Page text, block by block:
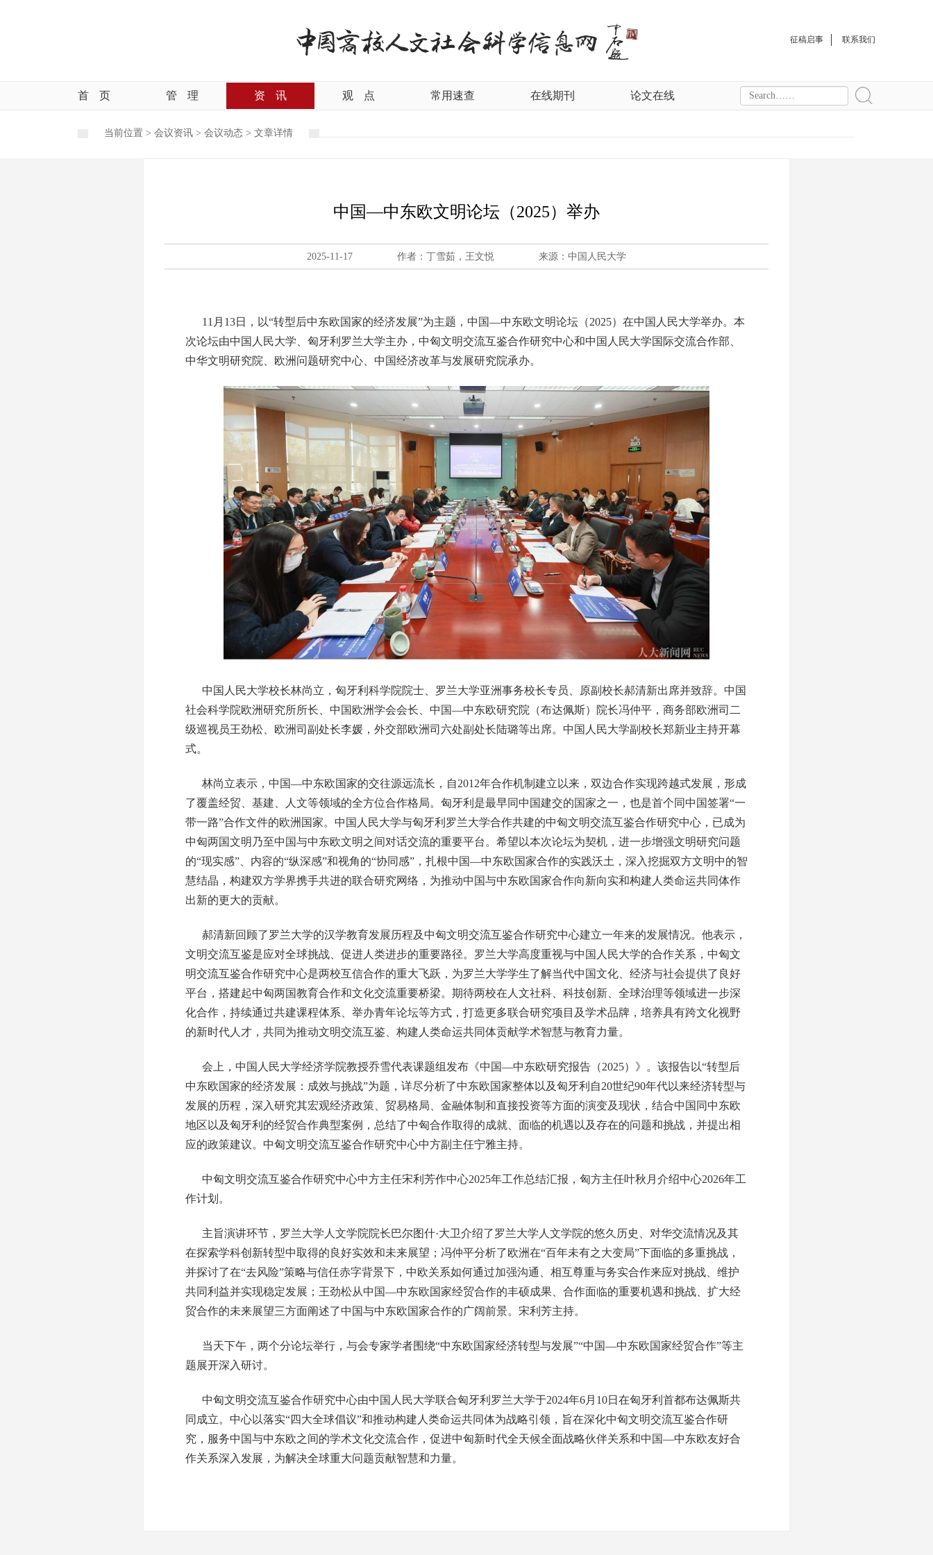
征稿启事 联系我们
首 页 管 理 资 讯 观 点 常用速查 在线期刊 论文在线
当前位置 > 会议资讯 > 会议动态 > 文章详情
中国—中东欧文明论坛（2025）举办
2025-11-17 作者：丁雪茹，王文悦 来源：中国人民大学
11月13日，以“转型后中东欧国家的经济发展”为主题，中国—中东欧文明论坛（2025）在中国人民大学举办。本
次论坛由中国人民大学、匈牙利罗兰大学主办，中匈文明交流互鉴合作研究中心和中国人民大学国际交流合作部、
中华文明研究院、欧洲问题研究中心、中国经济改革与发展研究院承办。
中国人民大学校长林尚立，匈牙利科学院院士、罗兰大学亚洲事务校长专员、原副校长郝清新出席并致辞。中国
社会科学院欧洲研究所所长、中国欧洲学会会长、中国—中东欧研究院（布达佩斯）院长冯仲平，商务部欧洲司二
级巡视员王劲松、欧洲司副处长李媛，外交部欧洲司六处副处长陆璐等出席。中国人民大学副校长郑新业主持开幕
式。
林尚立表示，中国—中东欧国家的交往源远流长，自2012年合作机制建立以来，双边合作实现跨越式发展，形成
了覆盖经贸、基建、人文等领域的全方位合作格局。匈牙利是最早同中国建交的国家之一，也是首个同中国签署“一
带一路”合作文件的欧洲国家。中国人民大学与匈牙利罗兰大学合作共建的中匈文明交流互鉴合作研究中心，已成为
中匈两国文明乃至中国与中东欧文明之间对话交流的重要平台。希望以本次论坛为契机，进一步增强文明研究问题
的“现实感”、内容的“纵深感”和视角的“协同感”，扎根中国—中东欧国家合作的实践沃土，深入挖掘双方文明中的智
慧结晶，构建双方学界携手共进的联合研究网络，为推动中国与中东欧国家合作向新向实和构建人类命运共同体作
出新的更大的贡献。
郝清新回顾了罗兰大学的汉学教育发展历程及中匈文明交流互鉴合作研究中心建立一年来的发展情况。他表示，
文明交流互鉴是应对全球挑战、促进人类进步的重要路径。罗兰大学高度重视与中国人民大学的合作关系，中匈文
明交流互鉴合作研究中心是两校互信合作的重大飞跃，为罗兰大学学生了解当代中国文化、经济与社会提供了良好
平台，搭建起中匈两国教育合作和文化交流重要桥梁。期待两校在人文社科、科技创新、全球治理等领域进一步深
化合作，持续通过共建课程体系、举办青年论坛等方式，打造更多联合研究项目及学术品牌，培养具有跨文化视野
的新时代人才，共同为推动文明交流互鉴、构建人类命运共同体贡献学术智慧与教育力量。
会上，中国人民大学经济学院教授乔雪代表课题组发布《中国—中东欧研究报告（2025）》。该报告以“转型后
中东欧国家的经济发展：成效与挑战”为题，详尽分析了中东欧国家整体以及匈牙利自20世纪90年代以来经济转型与
发展的历程，深入研究其宏观经济政策、贸易格局、金融体制和直接投资等方面的演变及现状，结合中国同中东欧
地区以及匈牙利的经贸合作典型案例，总结了中匈合作取得的成就、面临的机遇以及存在的问题和挑战，并提出相
应的政策建议。中匈文明交流互鉴合作研究中心中方副主任宁雅主持。
中匈文明交流互鉴合作研究中心中方主任宋利芳作中心2025年工作总结汇报，匈方主任叶秋月介绍中心2026年工
作计划。
主旨演讲环节，罗兰大学人文学院院长巴尔图什·大卫介绍了罗兰大学人文学院的悠久历史、对华交流情况及其
在探索学科创新转型中取得的良好实效和未来展望；冯仲平分析了欧洲在“百年未有之大变局”下面临的多重挑战，
并探讨了在“去风险”策略与信任赤字背景下，中欧关系如何通过加强沟通、相互尊重与务实合作来应对挑战、维护
共同利益并实现稳定发展；王劲松从中国—中东欧国家经贸合作的丰硕成果、合作面临的重要机遇和挑战、扩大经
贸合作的未来展望三方面阐述了中国与中东欧国家合作的广阔前景。宋利芳主持。
当天下午，两个分论坛举行，与会专家学者围绕“中东欧国家经济转型与发展”“中国—中东欧国家经贸合作”等主
题展开深入研讨。
中匈文明交流互鉴合作研究中心由中国人民大学联合匈牙利罗兰大学于2024年6月10日在匈牙利首都布达佩斯共
同成立。中心以落实“四大全球倡议”和推动构建人类命运共同体为战略引领，旨在深化中匈文明交流互鉴合作研
究，服务中国与中东欧之间的学术文化交流合作，促进中匈新时代全天候全面战略伙伴关系和中国—中东欧友好合
作关系深入发展，为解决全球重大问题贡献智慧和力量。